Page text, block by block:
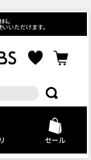
。
いただけます。
セール